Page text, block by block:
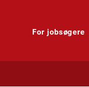
For jobsøgere